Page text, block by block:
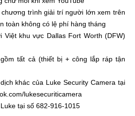
trình giải trí người lớn xem trên
toàn không có lệ phí hàng tháng
Việt khu vực Dallas Fort Worth (DFW)
tất cả (thiết bị + công lắp ráp tận
khác của Luke Security Camera tại
lukesecuriticamera
tại số 682-916-1015